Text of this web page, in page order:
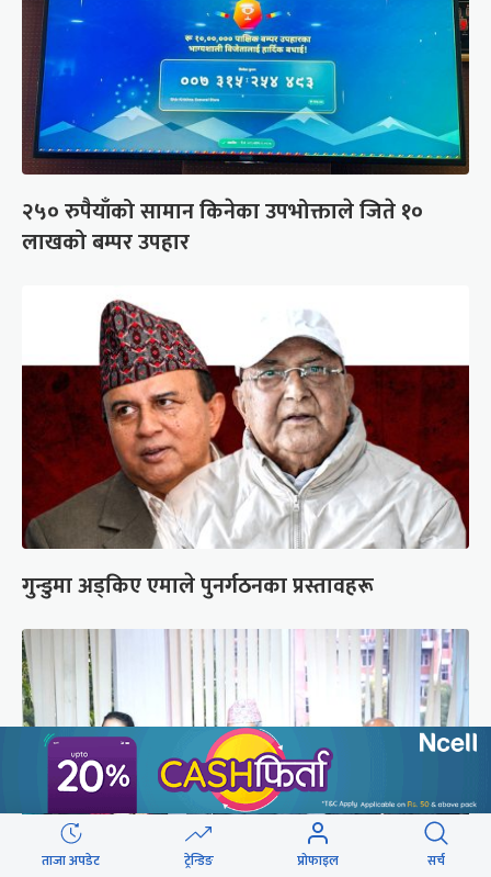
२५० रुपैयाँको सामान किनेका उपभोक्ताले जिते १०
लाखको बम्पर उपहार
गुन्डुमा अड्किए एमाले पुनर्गठनका प्रस्तावहरू
ताजा अपडेट ट्रेन्डिङ प्रोफाइल सर्च